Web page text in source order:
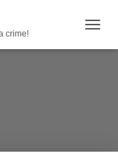
crime!